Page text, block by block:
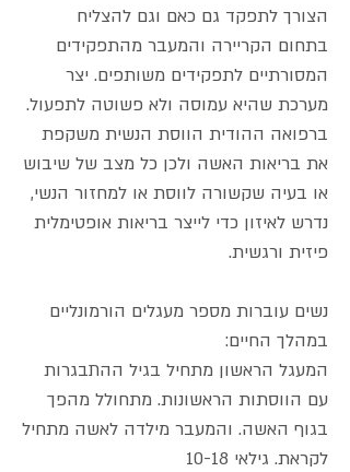
הצורך לתפקד גם כאם וגם להצליח
בתחום הקריירה והמעבר מהתפקידים
המסורתיים לתפקידים משותפים. יצר
מערכת שהיא עמוסה ולא פשוטה לתפעול.
ברפואה ההודית הווסת הנשית משקפת
את בריאות האשה ולכן כל מצב של שיבוש
או בעיה שקשורה לווסת או למחזור הנשי,
נדרש לאיזון כדי לייצר בריאות אופטימלית
פיזית ורגשית.
נשים עוברות מספר מעגלים הורמונליים
במהלך החיים:
המעגל הראשון מתחיל בגיל ההתבגרות
עם הווסתות הראשונות. מתחולל מהפך
בגוף האשה. והמעבר מילדה לאשה מתחיל
לקראת. גילאי 10-18